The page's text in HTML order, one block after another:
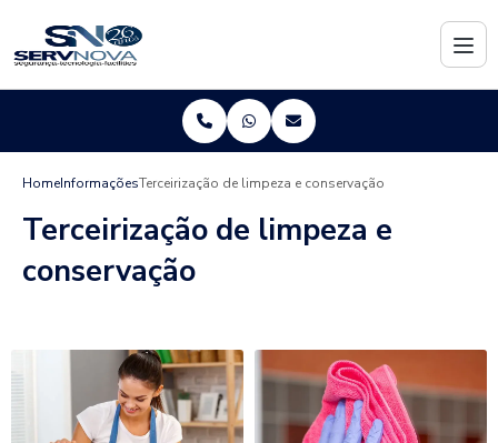
HomeInformaçõesTerceirização de limpeza e conservação
Terceirização de limpeza e
conservação